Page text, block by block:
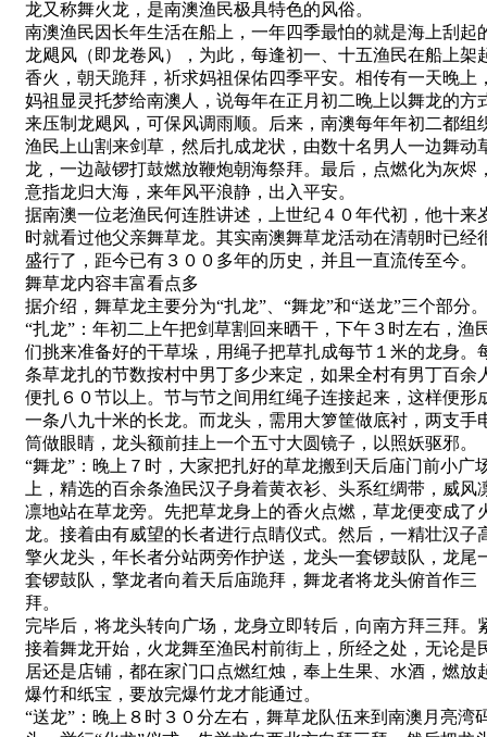
龙又称舞火龙，是南澳渔民极具特色的风俗。
南澳渔民因长年生活在船上，一年四季最怕的就是海上刮起
龙飓风（即龙卷风），为此，每逢初一、十五渔民在船上架
香火，朝天跪拜，祈求妈祖保佑四季平安。相传有一天晚上
妈祖显灵托梦给南澳人，说每年在正月初二晚上以舞龙的方
来压制龙飓风，可保风调雨顺。后来，南澳每年年初二都组
渔民上山割来剑草，然后扎成龙状，由数十名男人一边舞动
龙，一边敲锣打鼓燃放鞭炮朝海祭拜。最后，点燃化为灰烬
意指龙归大海，来年风平浪静，出入平安。
据南澳一位老渔民何连胜讲述，上世纪４０年代初，他十来
时就看过他父亲舞草龙。其实南澳舞草龙活动在清朝时已经
盛行了，距今已有３００多年的历史，并且一直流传至今。
舞草龙内容丰富看点多
据介绍，舞草龙主要分为“扎龙”、“舞龙”和“送龙”三个部分。
“扎龙”：年初二上午把剑草割回来晒干，下午３时左右，渔
们挑来准备好的干草垛，用绳子把草扎成每节１米的龙身。
条草龙扎的节数按村中男丁多少来定，如果全村有男丁百余
便扎６０节以上。节与节之间用红绳子连接起来，这样便形
一条八九十米的长龙。而龙头，需用大箩筐做底衬，两支手
筒做眼睛，龙头额前挂上一个五寸大圆镜子，以照妖驱邪。
“舞龙”：晚上７时，大家把扎好的草龙搬到天后庙门前小广
上，精选的百余条渔民汉子身着黄衣衫、头系红绸带，威风
凛地站在草龙旁。先把草龙身上的香火点燃，草龙便变成了
龙。接着由有威望的长者进行点睛仪式。然后，一精壮汉子
擎火龙头，年长者分站两旁作护送，龙头一套锣鼓队，龙尾
套锣鼓队，擎龙者向着天后庙跪拜，舞龙者将龙头俯首作三
拜。
完毕后，将龙头转向广场，龙身立即转后，向南方拜三拜。
接着舞龙开始，火龙舞至渔民村前街上，所经之处，无论是
居还是店铺，都在家门口点燃红烛，奉上生果、水酒，燃放
爆竹和纸宝，要放完爆竹龙才能通过。
“送龙”：晚上８时３０分左右，舞草龙队伍来到南澳月亮湾